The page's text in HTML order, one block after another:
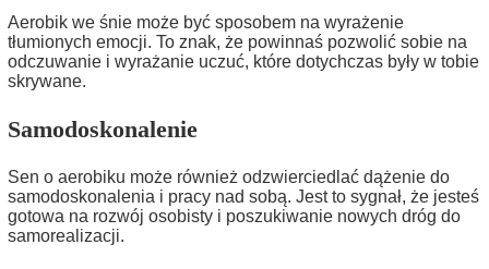
Aerobik we śnie może być sposobem na wyrażenie
tłumionych emocji. To znak, że powinnaś pozwolić sobie na
odczuwanie i wyrażanie uczuć, które dotychczas były w tobie
skrywane.
Samodoskonalenie
Sen o aerobiku może również odzwierciedlać dążenie do
samodoskonalenia i pracy nad sobą. Jest to sygnał, że jesteś
gotowa na rozwój osobisty i poszukiwanie nowych dróg do
samorealizacji.